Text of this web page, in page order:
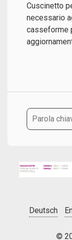
Cuscinetto
necessario
casseforme
Deutsch
©